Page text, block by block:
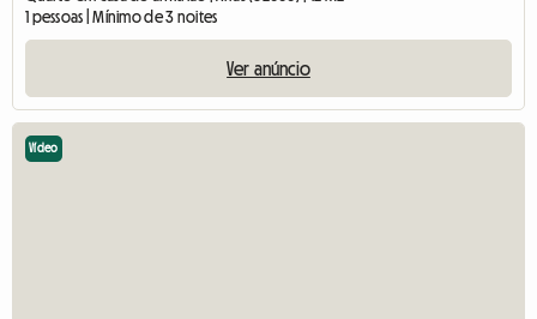
1 pessoas | Mínimo de 3 noites
Ver anúncio
Vídeo